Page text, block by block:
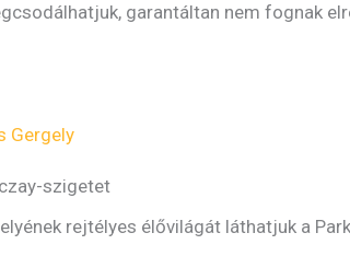
garantáltan nem fognak
Gergely
szigetet
rejtélyes élővilágát láthatjuk a